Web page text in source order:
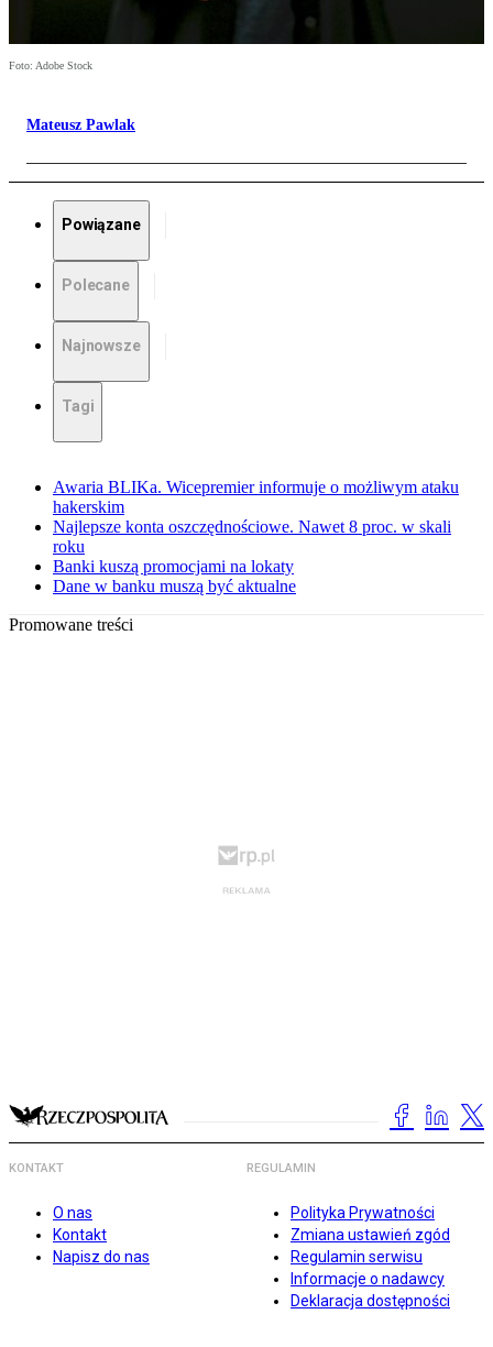
Foto: Adobe Stock
Mateusz Pawlak
Powiązane
Polecane
Najnowsze
Tagi
Awaria BLIKa. Wicepremier informuje o możliwym ataku
hakerskim
Najlepsze konta oszczędnościowe. Nawet 8 proc. w skali
roku
Banki kuszą promocjami na lokaty
Dane w banku muszą być aktualne
Promowane treści
KONTAKT
O nas
Kontakt
Napisz do nas
REGULAMIN
Polityka Prywatności
Zmiana ustawień zgód
Regulamin serwisu
Informacje o nadawcy
Deklaracja dostępności